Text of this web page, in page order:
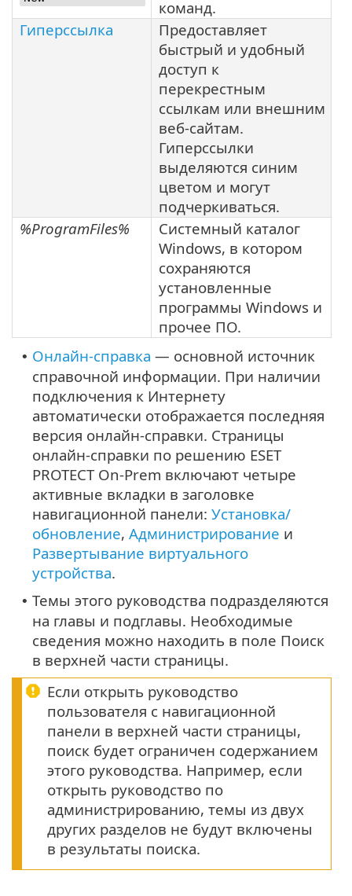
команд.
Гиперссылка
Предоставляет
быстрый и удобный
доступ к
перекрестным
ссылкам или внешним
веб-сайтам.
Гиперссылки
выделяются синим
цветом и могут
подчеркиваться.
%ProgramFiles%
Системный каталог
Windows, в котором
сохраняются
установленные
программы Windows и
прочее ПО.
• Онлайн-справка — основной источник
справочной информации. При наличии
подключения к Интернету
автоматически отображается последняя
версия онлайн-справки. Страницы
онлайн-справки по решению ESET
PROTECT On-Prem включают четыре
активные вкладки в заголовке
навигационной панели: Установка/
обновление, Администрирование и
Развертывание виртуального
устройства.
• Темы этого руководства подразделяются
на главы и подглавы. Необходимые
сведения можно находить в поле Поиск
в верхней части страницы.
Если открыть руководство
пользователя с навигационной
панели в верхней части страницы,
поиск будет ограничен содержанием
этого руководства. Например, если
открыть руководство по
администрированию, темы из двух
других разделов не будут включены
в результаты поиска.